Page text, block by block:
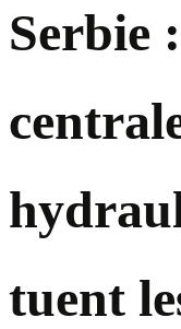
Serbie
tuent